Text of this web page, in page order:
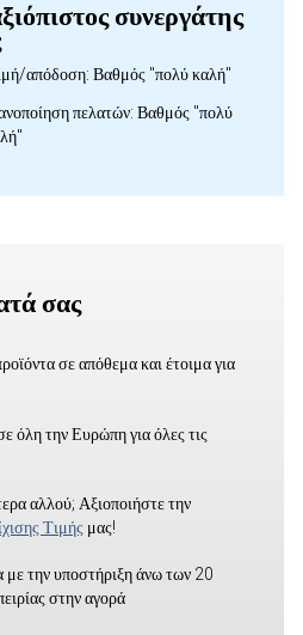
συνεργάτης
απόδοση: Βαθμός "πολύ καλή"
πελατών: Βαθμός "πολύ
σας
σε απόθεμα και έτοιμα για
όλη την Ευρώπη για όλες τις
αλλού; Αξιοποιήστε την
Τιμής μας!
με την υποστήριξη άνω των 20
στην αγορά